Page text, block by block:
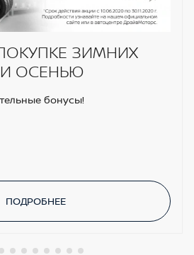
ЗИМНИХ
ОСЕНЬЮ
бонусы!
ПОДРОБНЕЕ